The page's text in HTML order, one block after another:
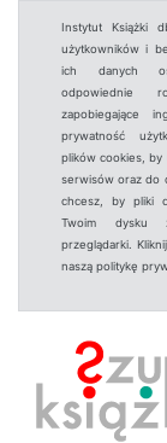
Instytut Książki
użytkowników i
ich danych
odpowiednie
zapobiegające
prywatność
plików cookies, by
serwisów oraz do
chcesz, by pliki
Twoim dysku
przeglądarki.
naszą politykę